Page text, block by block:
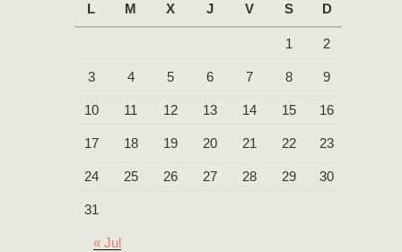
L
M X J V S D
1 2
3 4 5 6 7 8 9
10 11 12 13 14 15 16
17 18 19 20 21 22 23
24 25 26 27 28 29 30
31
« Jul